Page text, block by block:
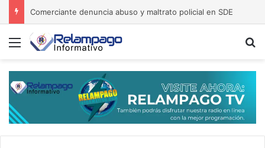
Comerciante denuncia abuso y maltrato policial en SDE
Menú